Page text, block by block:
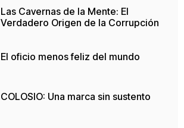
Las Cavernas de la Mente: El
Verdadero Origen de la Corrupción
El oficio menos feliz del mundo
COLOSIO: Una marca sin sustento